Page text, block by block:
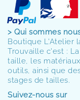
> Qui sommes
Boutique L'Atelier
Trouvaille c'est : La
taille, les
outils, ainsi que
stages de tailles.
Suivez-nous sur